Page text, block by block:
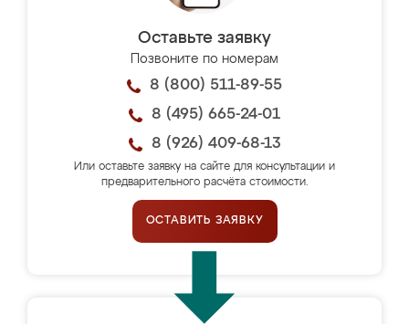
Оставьте заявку
Позвоните по номерам
8 (800) 511-89-55
8 (495) 665-24-01
8 (926) 409-68-13
Или оставьте заявку на сайте для консультации и
предварительного расчёта стоимости.
ОСТАВИТЬ ЗАЯВКУ